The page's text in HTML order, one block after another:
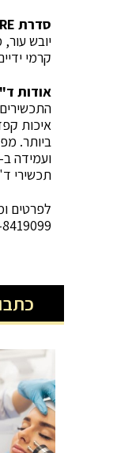
סדרת EFFECTIVE CARE
יובש
קרמי
אודות
איכות
ביותר.
תכשירי
לפרטים